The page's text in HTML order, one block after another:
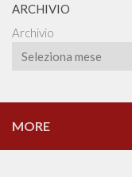
ARCHIVIO
Archivio
MORE